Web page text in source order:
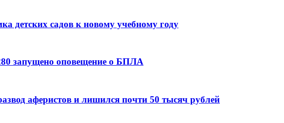
детских садов к новому учебному году
запущено оповещение о БПЛА
аферистов и лишился почти 50 тысяч рублей